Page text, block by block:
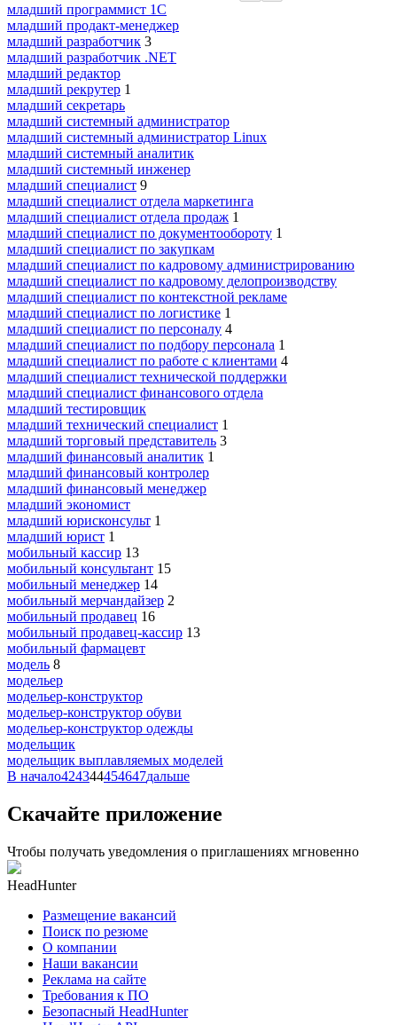
младший программист 1С
младший продакт-менеджер
младший разработчик 3
младший разработчик .NET
младший редактор
младший рекрутер 1
младший секретарь
младший системный администратор
младший системный администратор Linux
младший системный аналитик
младший системный инженер
младший специалист 9
младший специалист отдела маркетинга
младший специалист отдела продаж 1
младший специалист по документообороту 1
младший специалист по закупкам
младший специалист по кадровому администрированию
младший специалист по кадровому делопроизводству
младший специалист по контекстной рекламе
младший специалист по логистике 1
младший специалист по персоналу 4
младший специалист по подбору персонала 1
младший специалист по работе с клиентами 4
младший специалист технической поддержки
младший специалист финансового отдела
младший тестировщик
младший технический специалист 1
младший торговый представитель 3
младший финансовый аналитик 1
младший финансовый контролер
младший финансовый менеджер
младший экономист
младший юрисконсульт 1
младший юрист 1
мобильный кассир 13
мобильный консультант 15
мобильный менеджер 14
мобильный мерчандайзер 2
мобильный продавец 16
мобильный продавец-кассир 13
мобильный фармацевт
модель 8
модельер
модельер-конструктор
модельер-конструктор обуви
модельер-конструктор одежды
модельщик
модельщик выплавляемых моделей
В начало424344454647дальше
Скачайте приложение
Чтобы получать уведомления о приглашениях мгновенно
HeadHunter
Размещение вакансий
Поиск по резюме
О компании
Наши вакансии
Реклама на сайте
Требования к ПО
Безопасный HeadHunter